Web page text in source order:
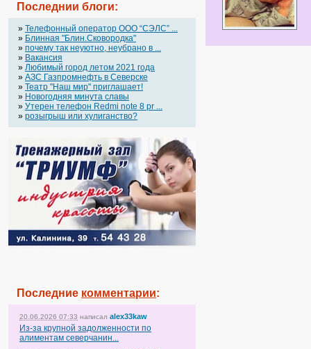
Последнии блоги:
» Телефонный оператор OOO “СЭЛС” ...
» Блинная "Блин.Сковородка"
» почему так неуютно, неубрано в ...
» Вакансия
» Любимый город летом 2021 года
» АЗС Газпромнефть в Северске
» Театр "Наш мир" приглашает!
» Новогодняя минута славы
» Утерен телефон Redmi note 8 pr ...
» розыгрыш или хулиганство?
Последние комментарии:
20.06.2026 07:33 написал alex33kaw
Из-за крупной задолженности по
алиментам северчанин...